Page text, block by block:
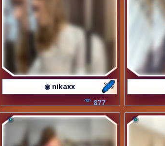
◉ nikaxx
877